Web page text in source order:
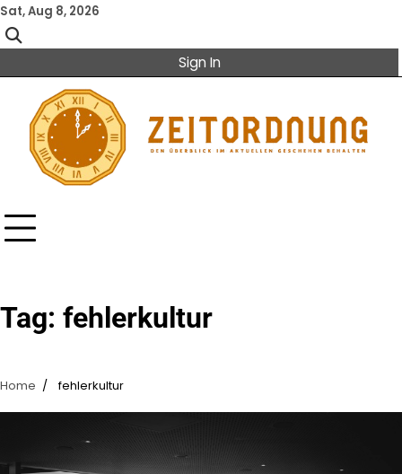
Skip
to
content
Sat, Aug 8, 2026
Sign In
Tag: fehlerkultur
Home fehlerkultur